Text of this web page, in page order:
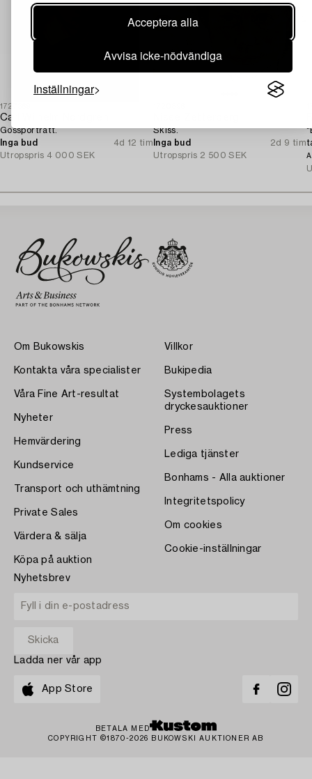
Acceptera alla
Avvisa icke-nödvändiga
Inställningar
1727369
Carl Wilhelm Nordgren
Gossporträtt.
Inga bud
4d 12 tim
Utropspris 4 000 SEK
Skiss.
Inga bud
2d 9 tim
Utropspris 2 500 SEK
Om Bukowskis
Kontakta våra specialister
Våra Fine Art-resultat
Nyheter
Hemvärdering
Kundservice
Transport och uthämtning
Private Sales
Värdera & sälja
Köpa på auktion
Villkor
Bukipedia
Systembolagets
dryckesauktioner
Press
Lediga tjänster
Bonhams - Alla auktioner
Integritetspolicy
Om cookies
Cookie-inställningar
Nyhetsbrev
Ladda ner vår app
App Store
BETALA MED
COPYRIGHT ©1870-2026 BUKOWSKI AUKTIONER AB